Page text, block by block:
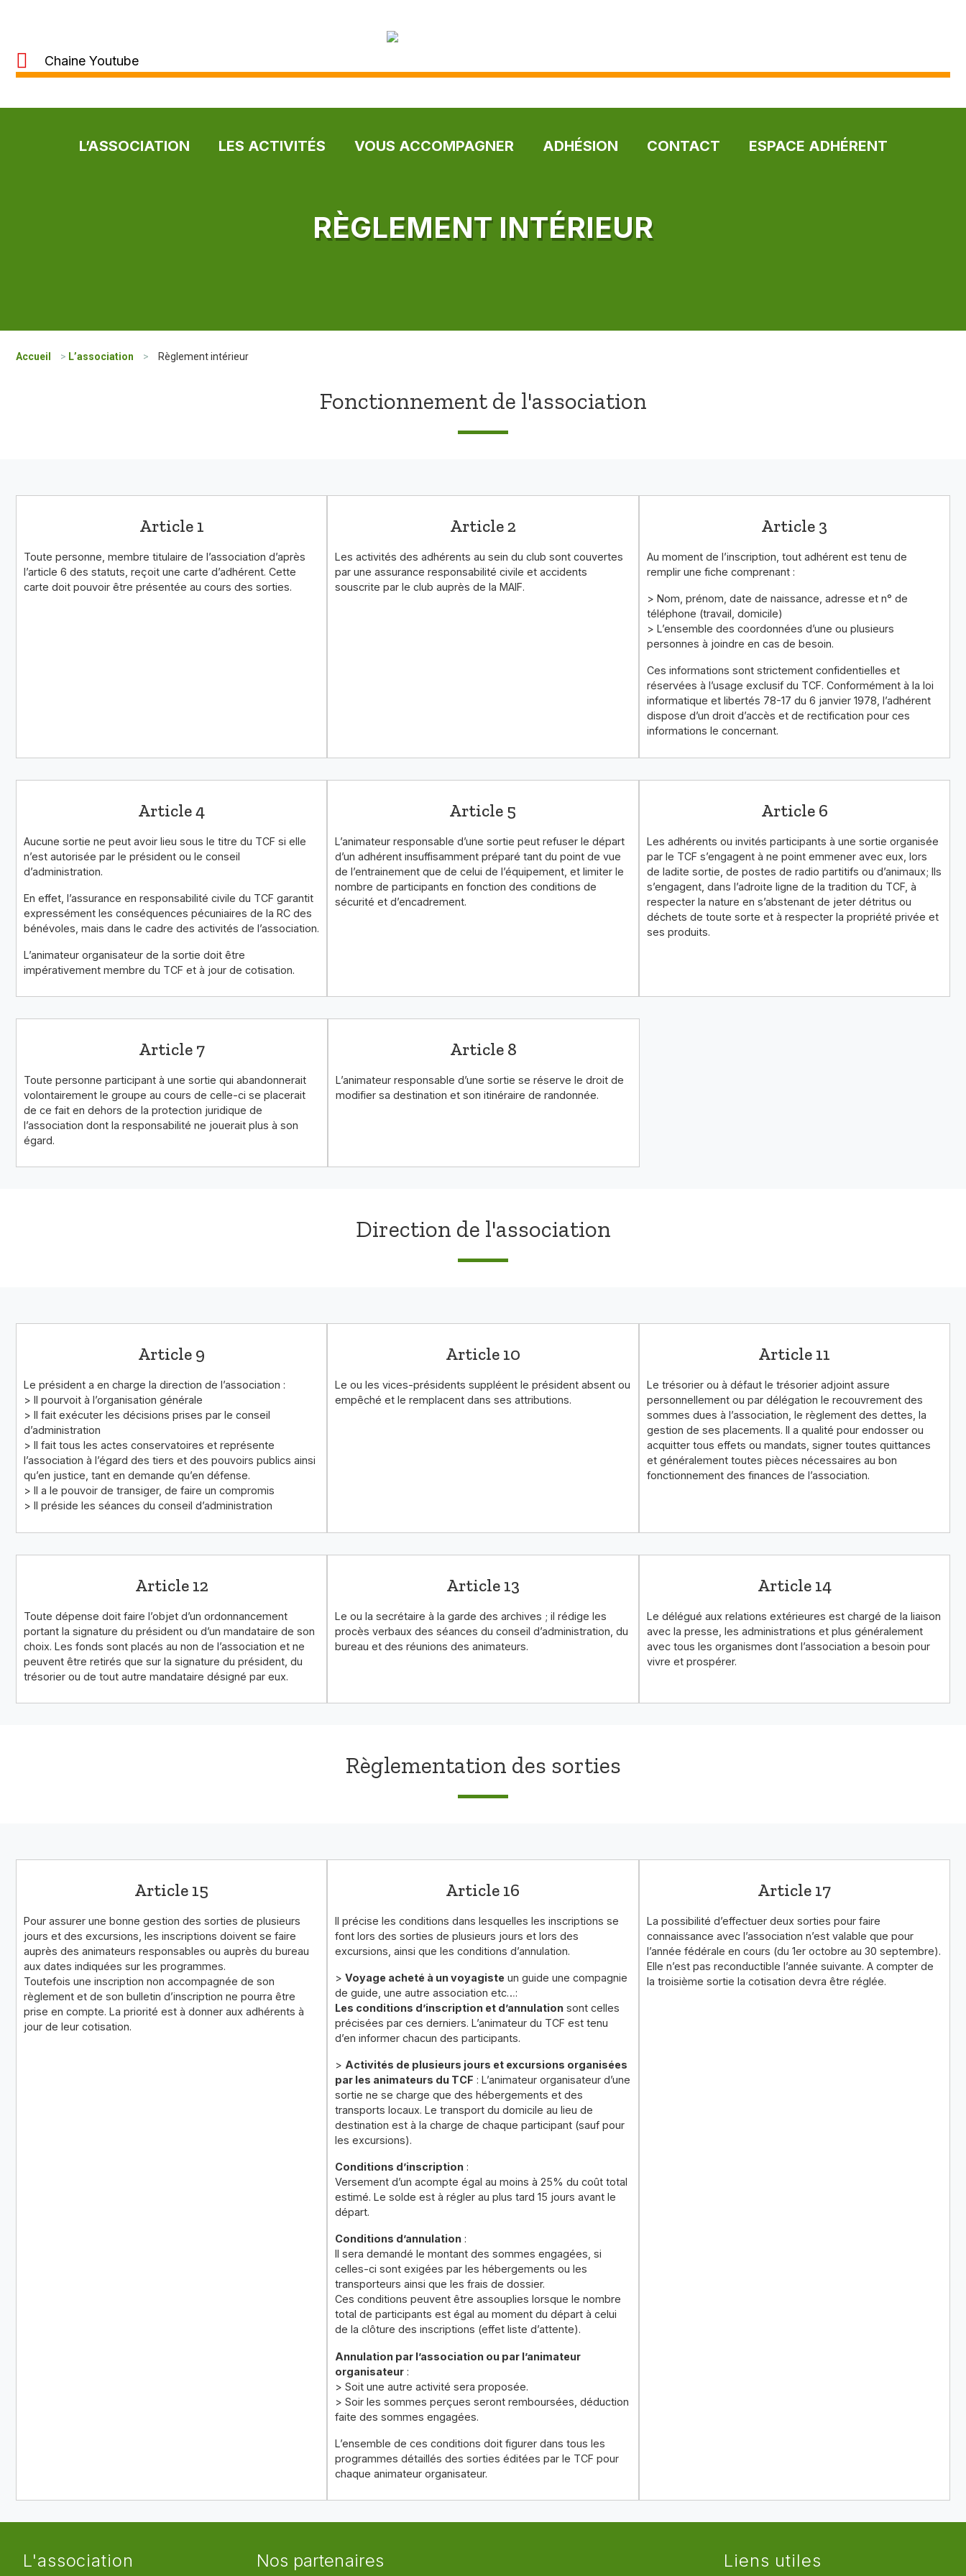
Chaine Youtube
L’ASSOCIATION LES ACTIVITÉS VOUS ACCOMPAGNER ADHÉSION CONTACT ESPACE ADHÉRENT
RÈGLEMENT INTÉRIEUR
Accueil > L’association > Règlement intérieur
Fonctionnement de l'association
Article 1
Toute personne, membre titulaire de l’association d’après
l’article 6 des statuts, reçoit une carte d’adhérent. Cette
carte doit pouvoir être présentée au cours des sorties.
Article 2
Les activités des adhérents au sein du club sont couvertes
par une assurance responsabilité civile et accidents
souscrite par le club auprès de la MAIF.
Article 3
Au moment de l’inscription, tout adhérent est tenu de
remplir une fiche comprenant :
> Nom, prénom, date de naissance, adresse et n° de
téléphone (travail, domicile)
> L’ensemble des coordonnées d’une ou plusieurs
personnes à joindre en cas de besoin.
Ces informations sont strictement confidentielles et
réservées à l’usage exclusif du TCF. Conformément à la loi
informatique et libertés 78-17 du 6 janvier 1978, l’adhérent
dispose d’un droit d’accès et de rectification pour ces
informations le concernant.
Article 4
Aucune sortie ne peut avoir lieu sous le titre du TCF si elle
n’est autorisée par le président ou le conseil
d’administration.
En effet, l’assurance en responsabilité civile du TCF garantit
expressément les conséquences pécuniaires de la RC des
bénévoles, mais dans le cadre des activités de l’association.
L’animateur organisateur de la sortie doit être
impérativement membre du TCF et à jour de cotisation.
Article 5
L’animateur responsable d’une sortie peut refuser le départ
d’un adhérent insuffisamment préparé tant du point de vue
de l’entrainement que de celui de l’équipement, et limiter le
nombre de participants en fonction des conditions de
sécurité et d’encadrement.
Article 6
Les adhérents ou invités participants à une sortie organisée
par le TCF s’engagent à ne point emmener avec eux, lors
de ladite sortie, de postes de radio partitifs ou d’animaux; Ils
s’engagent, dans l’adroite ligne de la tradition du TCF, à
respecter la nature en s’abstenant de jeter détritus ou
déchets de toute sorte et à respecter la propriété privée et
ses produits.
Article 7
Toute personne participant à une sortie qui abandonnerait
volontairement le groupe au cours de celle-ci se placerait
de ce fait en dehors de la protection juridique de
l’association dont la responsabilité ne jouerait plus à son
égard.
Article 8
L’animateur responsable d’une sortie se réserve le droit de
modifier sa destination et son itinéraire de randonnée.
Direction de l'association
Article 9
Le président a en charge la direction de l’association :
> Il pourvoit à l’organisation générale
> Il fait exécuter les décisions prises par le conseil
d’administration
> Il fait tous les actes conservatoires et représente
l’association à l’égard des tiers et des pouvoirs publics ainsi
qu’en justice, tant en demande qu’en défense.
> Il a le pouvoir de transiger, de faire un compromis
> Il préside les séances du conseil d’administration
Article 10
Le ou les vices-présidents suppléent le président absent ou
empêché et le remplacent dans ses attributions.
Article 11
Le trésorier ou à défaut le trésorier adjoint assure
personnellement ou par délégation le recouvrement des
sommes dues à l’association, le règlement des dettes, la
gestion de ses placements. Il a qualité pour endosser ou
acquitter tous effets ou mandats, signer toutes quittances
et généralement toutes pièces nécessaires au bon
fonctionnement des finances de l’association.
Article 12
Toute dépense doit faire l’objet d’un ordonnancement
portant la signature du président ou d’un mandataire de son
choix. Les fonds sont placés au non de l’association et ne
peuvent être retirés que sur la signature du président, du
trésorier ou de tout autre mandataire désigné par eux.
Article 13
Le ou la secrétaire à la garde des archives ; il rédige les
procès verbaux des séances du conseil d’administration, du
bureau et des réunions des animateurs.
Article 14
Le délégué aux relations extérieures est chargé de la liaison
avec la presse, les administrations et plus généralement
avec tous les organismes dont l’association a besoin pour
vivre et prospérer.
Règlementation des sorties
Article 15
Pour assurer une bonne gestion des sorties de plusieurs
jours et des excursions, les inscriptions doivent se faire
auprès des animateurs responsables ou auprès du bureau
aux dates indiquées sur les programmes.
Toutefois une inscription non accompagnée de son
règlement et de son bulletin d’inscription ne pourra être
prise en compte. La priorité est à donner aux adhérents à
jour de leur cotisation.
Article 16
Il précise les conditions dans lesquelles les inscriptions se
font lors des sorties de plusieurs jours et lors des
excursions, ainsi que les conditions d’annulation.
>Voyage acheté à un voyagiste un guide une compagnie
de guide, une autre association etc…:
Les conditions d’inscription et d’annulation sont celles
précisées par ces derniers. L’animateur du TCF est tenu
d’en informer chacun des participants.
> Activités de plusieurs jours et excursions organisées
par les animateurs du TCF : L’animateur organisateur d’une
sortie ne se charge que des hébergements et des
transports locaux. Le transport du domicile au lieu de
destination est à la charge de chaque participant (sauf pour
les excursions).
Conditions d’inscription :
Versement d’un acompte égal au moins à 25% du coût total
estimé. Le solde est à régler au plus tard 15 jours avant le
départ.
Conditions d’annulation :
Il sera demandé le montant des sommes engagées, si
celles-ci sont exigées par les hébergements ou les
transporteurs ainsi que les frais de dossier.
Ces conditions peuvent être assouplies lorsque le nombre
total de participants est égal au moment du départ à celui
de la clôture des inscriptions (effet liste d’attente).
Annulation par l’association ou par l’animateur
organisateur :
> Soit une autre activité sera proposée.
> Soir les sommes perçues seront remboursées, déduction
faite des sommes engagées.
L’ensemble de ces conditions doit figurer dans tous les
programmes détaillés des sorties éditées par le TCF pour
chaque animateur organisateur.
Article 17
La possibilité d’effectuer deux sorties pour faire
connaissance avec l’association n’est valable que pour
l’année fédérale en cours (du 1er octobre au 30 septembre).
Elle n’est pas reconductible l’année suivante. A compter de
la troisième sortie la cotisation devra être réglée.
L'association Nos partenaires Liens utiles